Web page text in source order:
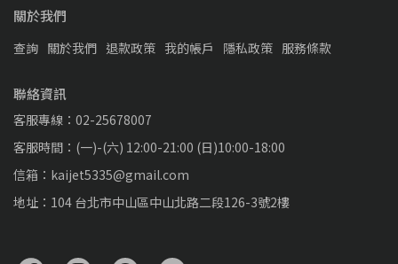
關於我們
查詢 關於我們 退款政策 我的帳戶 隱私政策 服務條款
聯絡資訊
客服專線：02-25678007
客服時間：(一)-(六) 12:00-21:00 (日)10:00-18:00
信箱：kaijet5335@gmail.com
地址：104 台北市中山區中山北路二段126-3號2樓